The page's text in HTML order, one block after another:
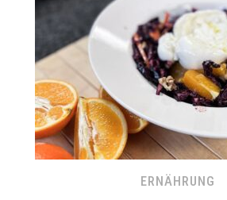
ERNÄHRUNG